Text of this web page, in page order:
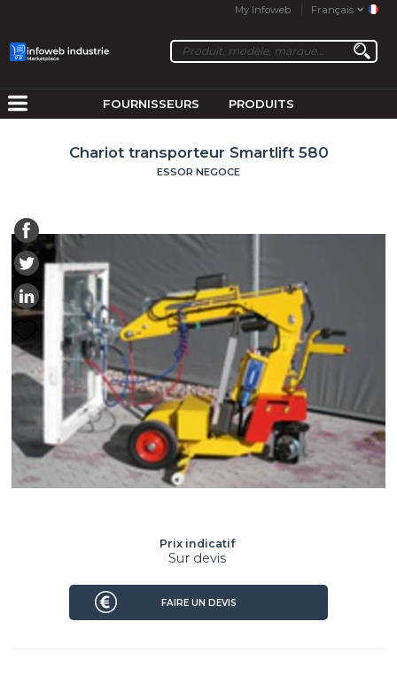
My Infoweb Français
FOURNISSEURS PRODUITS
Chariot transporteur Smartlift 580
ESSOR NEGOCE
Prix indicatif
Sur devis
FAIRE UN DEVIS